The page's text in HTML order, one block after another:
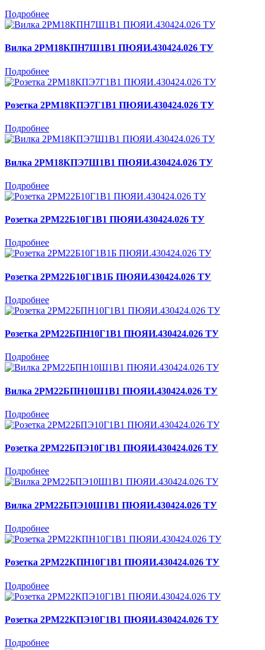
Подробнее
Вилка 2РМ18КПН7Ш1В1 ПЮЯИ.430424.026 ТУ
Подробнее
Розетка 2РМ18КПЭ7Г1В1 ПЮЯИ.430424.026 ТУ
Подробнее
Вилка 2РМ18КПЭ7Ш1В1 ПЮЯИ.430424.026 ТУ
Подробнее
Розетка 2РМ22Б10Г1В1 ПЮЯИ.430424.026 ТУ
Подробнее
Розетка 2РМ22Б10Г1В1Б ПЮЯИ.430424.026 ТУ
Подробнее
Розетка 2РМ22БПН10Г1В1 ПЮЯИ.430424.026 ТУ
Подробнее
Вилка 2РМ22БПН10Ш1В1 ПЮЯИ.430424.026 ТУ
Подробнее
Розетка 2РМ22БПЭ10Г1В1 ПЮЯИ.430424.026 ТУ
Подробнее
Вилка 2РМ22БПЭ10Ш1В1 ПЮЯИ.430424.026 ТУ
Подробнее
Розетка 2РМ22КПН10Г1В1 ПЮЯИ.430424.026 ТУ
Подробнее
Розетка 2РМ22КПЭ10Г1В1 ПЮЯИ.430424.026 ТУ
Подробнее